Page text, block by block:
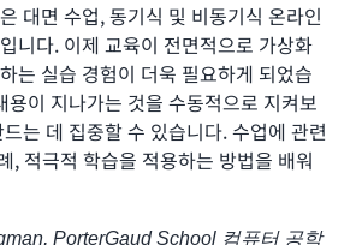
대면 수업, 동기식 및 비동기식 온라인
니다. 이제 교육이 전면적으로 가상화
는 실습 경험이 더욱 필요하게 되었습
용이 지나가는 것을 수동적으로 지켜보
는 데 집중할 수 있습니다. 수업에 관련
, 적극적 학습을 적용하는 방법을 배워
PorterGaud School 컴퓨터 공학